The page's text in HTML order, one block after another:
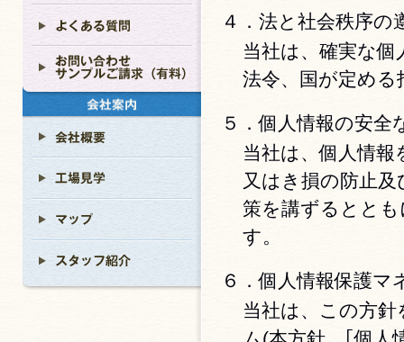
４．法と社会秩序の
当社は、確実な
法令、国が定め
５．個人情報の安全
当社は、個人情
又はき損の防止
策を講ずるとと
す。
６．個人情報保護
当社は、この方